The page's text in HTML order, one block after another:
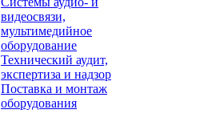
видеосвязи,
мультимедийное
оборудование
Технический аудит,
экспертиза и надзор
Поставка и монтаж
оборудования